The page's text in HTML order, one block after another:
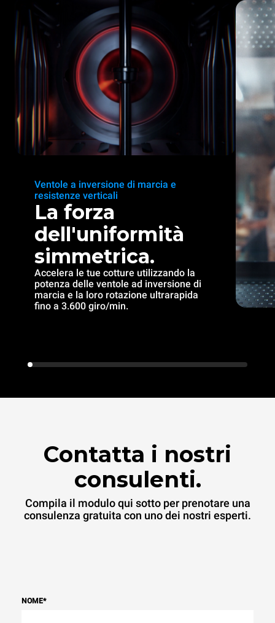
Ventole a inversione di marcia e
resistenze verticali
La forza
dell'uniformità
simmetrica.
Accelera le tue cotture utilizzando la
potenza delle ventole ad inversione di
marcia e la loro rotazione ultrarapida
fino a 3.600 giro/min.
Contatta i nostri
consulenti.
Compila il modulo qui sotto per prenotare una
consulenza gratuita con uno dei nostri esperti.
NOME*